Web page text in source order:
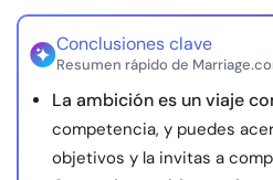
Conclusiones clave
Resumen rápido de
La ambición es un viaje
competencia, y puedes
objetivos y la invitas a